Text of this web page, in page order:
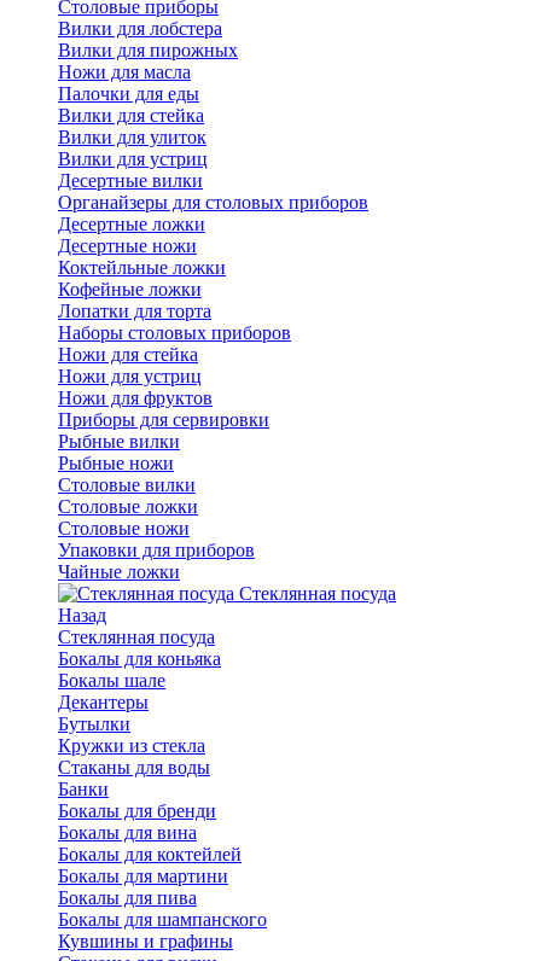
Cтоловые приборы
Вилки для лобстера
Вилки для пирожных
Ножи для масла
Палочки для еды
Вилки для стейка
Вилки для улиток
Вилки для устриц
Десертные вилки
Органайзеры для столовых приборов
Десертные ложки
Десертные ножи
Коктейльные ложки
Кофейные ложки
Лопатки для торта
Наборы столовых приборов
Ножи для стейка
Ножи для устриц
Ножи для фруктов
Приборы для сервировки
Рыбные вилки
Рыбные ножи
Столовые вилки
Столовые ложки
Столовые ножи
Упаковки для приборов
Чайные ложки
Стеклянная посуда
Назад
Стеклянная посуда
Бокалы для коньяка
Бокалы шале
Декантеры
Бутылки
Кружки из стекла
Стаканы для воды
Банки
Бокалы для бренди
Бокалы для вина
Бокалы для коктейлей
Бокалы для мартини
Бокалы для пива
Бокалы для шампанского
Кувшины и графины